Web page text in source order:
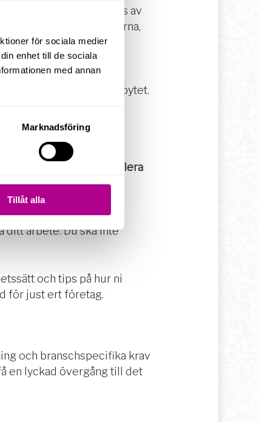
för sociala medier
enhet till de sociala
med annan
Marknadsföring
Tillåt alla
in alla som berörs av
är att bättra på rutinerna,
när man byter
praktiskt med systembytet.
affärssystem
om man suttit i flera
att hitta rutiner för att
ditt arbete. Du ska inte
och tips på hur ni
för just ert företag.
och branschspecifika krav
en lyckad övergång till det